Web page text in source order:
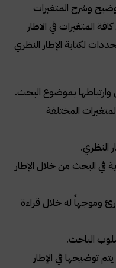
وشرح المتغيرات
المتغيرات في الاطار
لكتابة الإطار النظري
وارتباطها بموضوع البحث.
المختلفة
النظري.
في البحث من خلال الإطار
وموجهاً له خلال قراءة
الباحث.
توضيحها في الإطار